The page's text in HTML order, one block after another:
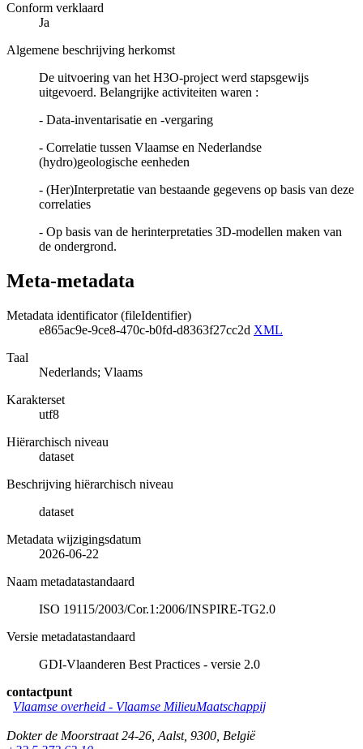
Conform verklaard
Ja
Algemene beschrijving herkomst
De uitvoering van het H3O-project werd stapsgewijs
uitgevoerd. Belangrijke activiteiten waren :
- Data-inventarisatie en -vergaring
- Correlatie tussen Vlaamse en Nederlandse
(hydro)geologische eenheden
- (Her)Interpretatie van bestaande gegevens op basis van deze
correlaties
- Op basis van de herinterpretaties 3D-modellen maken van
de ondergrond.
Meta-metadata
Metadata identificator (fileIdentifier)
e865ac9e-9ce8-470c-b0fd-d8363f27cc2d XML
Taal
Nederlands; Vlaams
Karakterset
utf8
Hiërarchisch niveau
dataset
Beschrijving hiërarchisch niveau
dataset
Metadata wijzigingsdatum
2026-06-22
Naam metadatastandaard
ISO 19115/2003/Cor.1:2006/INSPIRE-TG2.0
Versie metadatastandaard
GDI-Vlaanderen Best Practices - versie 2.0
contactpunt
Vlaamse overheid - Vlaamse MilieuMaatschappij
Dokter de Moorstraat 24-26 Aalst, 9300 België